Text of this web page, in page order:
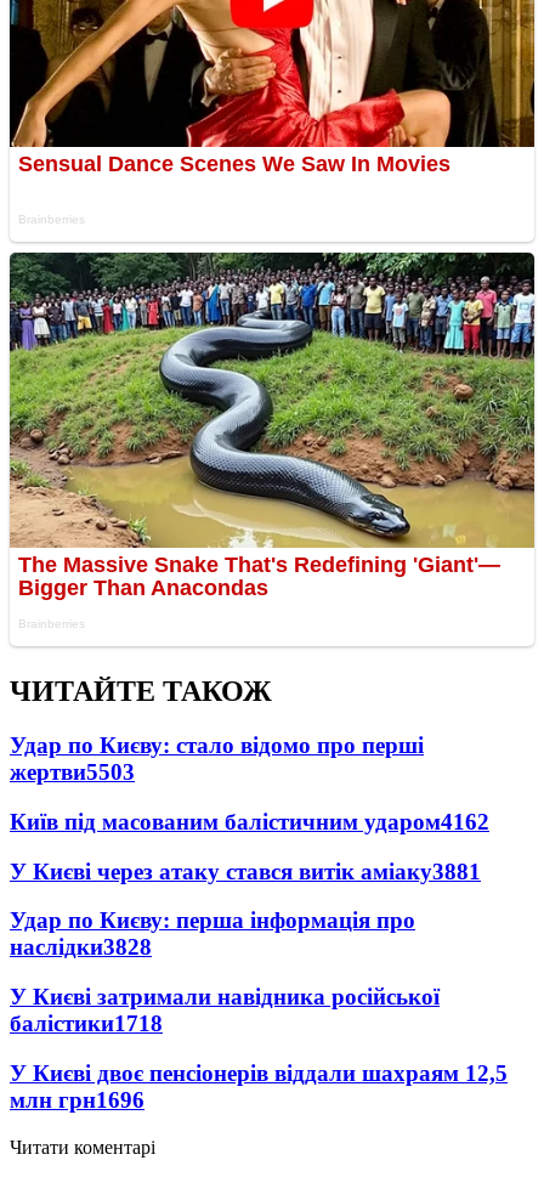
ЧИТАЙТЕ ТАКОЖ
Удар по Києву: стало відомо про перші
жертви5503
Київ під масованим балістичним ударом4162
У Києві через атаку стався витік аміаку3881
Удар по Києву: перша інформація про
наслідки3828
У Києві затримали навідника російської
балістики1718
У Києві двоє пенсіонерів віддали шахраям 12,5
млн грн1696
Читати коментарі